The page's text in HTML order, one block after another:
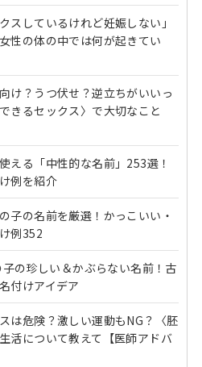
スしているけれど妊娠しない」
性の体の中では何が起きてい
け？うつ伏せ？逆立ちがいいっ
きるセックス〉で大切なこと
える「中性的な名前」253選！
例を紹介
子の名前を厳選！かっこいい・
例352
子の珍しい＆かぶらない名前！古
付けアイデア
は危険？激しい運動もNG？〈胚
活について教えて【医師アドバ